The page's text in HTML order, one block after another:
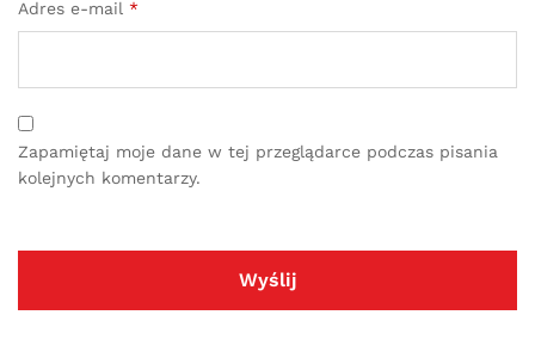
Adres e-mail *
Zapamiętaj moje dane w tej przeglądarce podczas pisania
kolejnych komentarzy.